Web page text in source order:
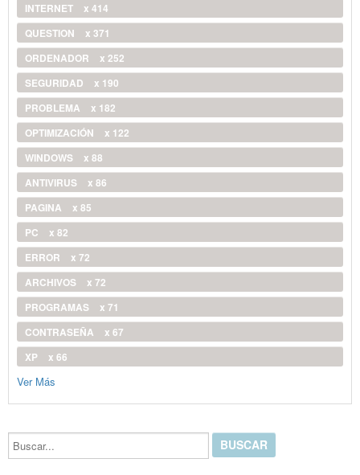
INTERNET
x 414
QUESTION
x 371
ORDENADOR
x 252
SEGURIDAD
x 190
PROBLEMA
x 182
OPTIMIZACIÓN
x 122
WINDOWS
x 88
ANTIVIRUS
x 86
PAGINA
x 85
PC
x 82
ERROR
x 72
ARCHIVOS
x 72
PROGRAMAS
x 71
CONTRASEÑA
x 67
XP
x 66
Ver Más
Buscar...